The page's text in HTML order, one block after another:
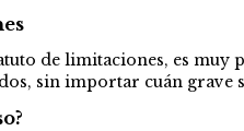
de limitaciones, es muy
sin importar cuán grave